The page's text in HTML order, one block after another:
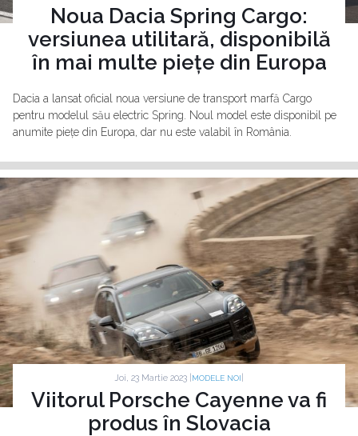
Noua Dacia Spring Cargo:
versiunea utilitară, disponibilă
în mai multe piețe din Europa
Dacia a lansat oficial noua versiune de transport marfă Cargo
pentru modelul său electric Spring. Noul model este disponibil pe
anumite piețe din Europa, dar nu este valabil în România.
Joi, 23 Martie 2023 | MODELE NOI
Viitorul Porsche Cayenne va fi
produs în Slovacia